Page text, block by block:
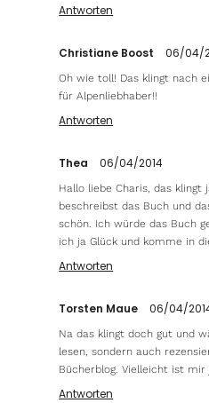
Antworten
Christiane Boost 06/04/
Oh wie toll! Das klingt nach
für Alpenliebhaber!!
Antworten
Thea 06/04/2014
Hallo liebe Charis, das klingt
beschreibst das Buch und
schön. Ich würde das Buch
ich ja Glück und komme in
Antworten
Torsten Maue 06/04/
Na das klingt doch gut und
lesen, sondern auch
Bücherblog. Vielleicht ist mir
Antworten